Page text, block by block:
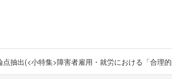
抽出(<小特集>障害者雇用・就労における「合理